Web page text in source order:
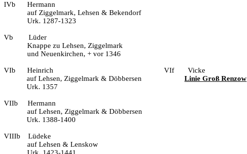
IVb
Hermann
auf Ziggelmark, Lehsen & Bekendorf
Urk. 1287-1323
Vb
Lüder
Knappe zu Lehsen, Ziggelmark
und Neuenkirchen, + vor 1346
VIb Heinrich VIf
Vicke
auf Lehsen, Ziggelmark & Döbbersen
Linie Groß Renzow
Urk. 1357
VIIb
Hermann
auf Lehsen, Ziggelmark & Döbbersen
Urk. 1388-1400
VIIIb
Lüdeke
auf Lehsen & Lenskow